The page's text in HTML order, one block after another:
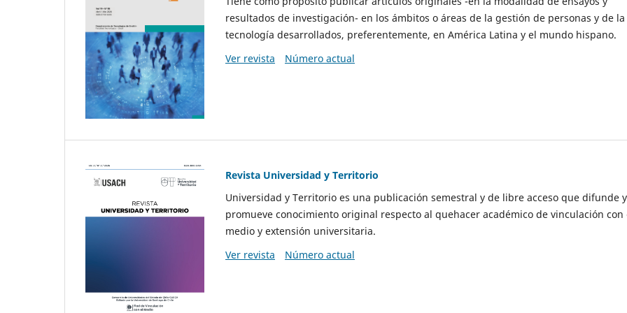
resultados de investigación- en los ámbitos o áreas de la gestión de personas y de la
tecnología desarrollados, preferentemente, en América Latina y el mundo hispano.
Ver revista
Número actual
Revista Universidad y Territorio
Universidad y Territorio es una publicación semestral y de libre acceso que difunde y
promueve conocimiento original respecto al quehacer académico de vinculación con
medio y extensión universitaria.
Ver revista
Número actual